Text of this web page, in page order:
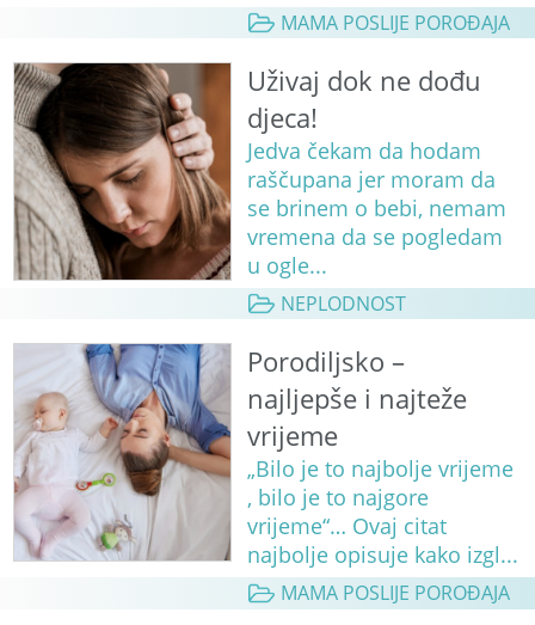
MAMA POSLIJE POROĐAJA
Uživaj dok ne dođu
djeca!
Jedva čekam da hodam
raščupana jer moram da
se brinem o bebi, nemam
vremena da se pogledam
u ogle...
NEPLODNOST
Porodiljsko –
najljepše i najteže
vrijeme
„Bilo je to najbolje vrijeme
, bilo je to najgore
vrijeme“… Ovaj citat
najbolje opisuje kako izgl...
MAMA POSLIJE POROĐAJA